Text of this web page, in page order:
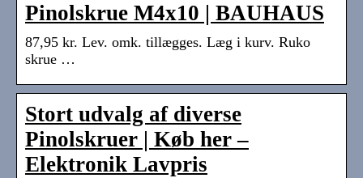
Pinolskrue M4x10 | BAUHAUS
87,95 kr. Lev. omk. tillægges. Læg i kurv. Ruko
skrue …
Stort udvalg af diverse
Pinolskruer | Køb her –
Elektronik Lavpris